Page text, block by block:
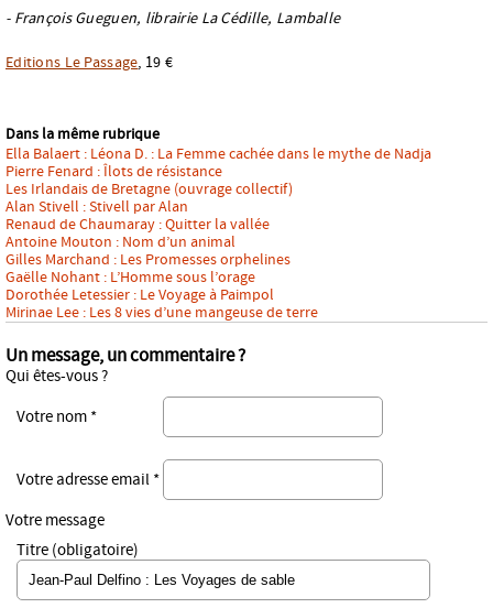
- François Gueguen, librairie La Cédille, Lamballe
Editions Le Passage, 19 €
Dans la même rubrique
Ella Balaert : Léona D. : La Femme cachée dans le mythe de Nadja
Pierre Fenard : Îlots de résistance
Les Irlandais de Bretagne (ouvrage collectif)
Alan Stivell : Stivell par Alan
Renaud de Chaumaray : Quitter la vallée
Antoine Mouton : Nom d’un animal
Gilles Marchand : Les Promesses orphelines
Gaëlle Nohant : L’Homme sous l’orage
Dorothée Letessier : Le Voyage à Paimpol
Mirinae Lee : Les 8 vies d’une mangeuse de terre
Un message, un commentaire ?
Qui êtes-vous ?
Votre nom *
Votre adresse email *
Votre message
Titre (obligatoire)